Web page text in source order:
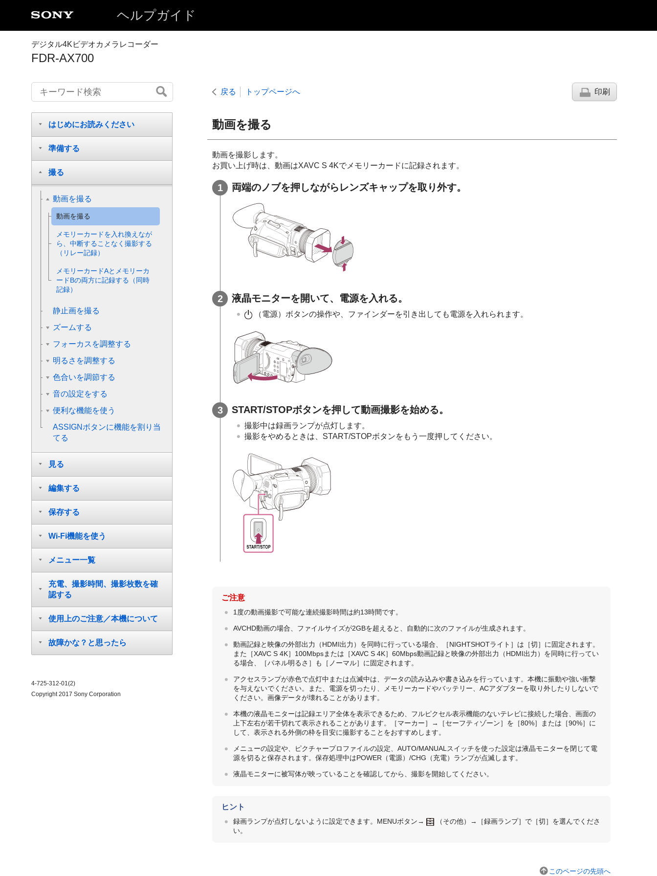
ヘルプガイド
デジタル4Kビデオカメラレコーダー
FDR-AX700
戻る トップページへ 印刷
動画を撮る
動画を撮影します。
お買い上げ時は、動画はXAVC S 4Kでメモリーカードに記録されます。
両端のノブを押しながらレンズキャップを取り外す。
液晶モニターを開いて、電源を入れる。
（電源）ボタンの操作や、ファインダーを引き出しても電源を入れられます。
START/STOPボタンを押して動画撮影を始める。
撮影中は録画ランプが点灯します。
撮影をやめるときは、START/STOPボタンをもう一度押してください。
ご注意
1度の動画撮影で可能な連続撮影時間は約13時間です。
AVCHD動画の場合、ファイルサイズが2GBを超えると、自動的に次のファイルが生成されます。
動画記録と映像の外部出力（HDMI出力）を同時に行っている場合、［NIGHTSHOTライト］は［切］に固定されます。
また［XAVC S 4K］100Mbpsまたは［XAVC S 4K］60Mbps動画記録と映像の外部出力（HDMI出力）を同時に行ってい
る場合、［パネル明るさ］も［ノーマル］に固定されます。
アクセスランプが赤色で点灯中または点滅中は、データの読み込みや書き込みを行っています。本機に振動や強い衝撃
を与えないでください。また、電源を切ったり、メモリーカードやバッテリー、ACアダプターを取り外したりしないで
ください。画像データが壊れることがあります。
本機の液晶モニターは記録エリア全体を表示できるため、フルピクセル表示機能のないテレビに接続した場合、画面の
上下左右が若干切れて表示されることがあります。［マーカー］→［セーフティゾーン］を［80%］または［90%］に
して、表示される外側の枠を目安に撮影することをおすすめします。
メニューの設定や、ピクチャープロファイルの設定、AUTO/MANUALスイッチを使った設定は液晶モニターを閉じて電
源を切ると保存されます。保存処理中はPOWER（電源）/CHG（充電）ランプが点滅します。
液晶モニターに被写体が映っていることを確認してから、撮影を開始してください。
ヒント
録画ランプが点灯しないように設定できます。MENUボタン→
（その他）→［録画ランプ］で［切］を選んでくださ
い。
このページの先頭へ
はじめにお読みください
準備する
撮る
動画を撮る
動画を撮る
メモリーカードを入れ換えなが
ら、中断することなく撮影する
（リレー記録）
メモリーカードAとメモリーカ
ードBの両方に記録する（同時
記録）
静止画を撮る
ズームする
フォーカスを調整する
明るさを調整する
色合いを調節する
音の設定をする
便利な機能を使う
ASSIGNボタンに機能を割り当
てる
見る
編集する
保存する
Wi-Fi機能を使う
メニュー一覧
充電、撮影時間、撮影枚数を確
認する
使用上のご注意／本機について
故障かな？と思ったら
4-725-312-01(2)
Copyright 2017 Sony Corporation